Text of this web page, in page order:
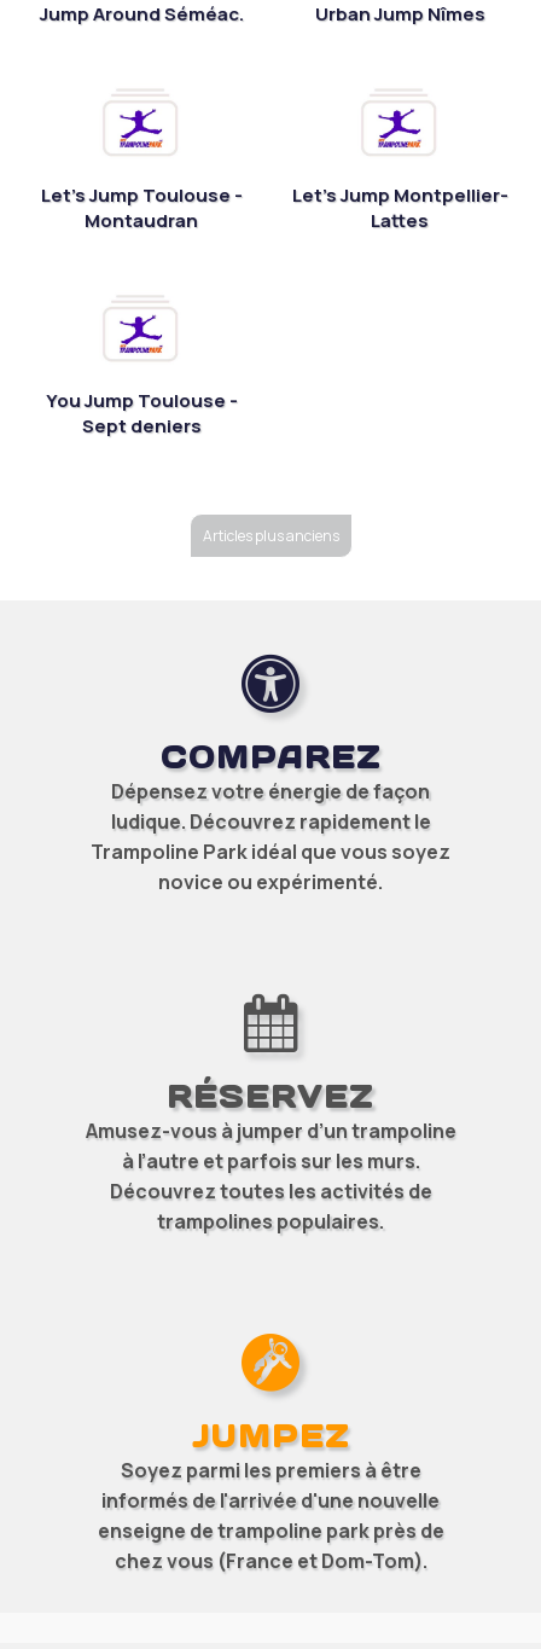
Jump Around Séméac. Urban Jump Nîmes
Let's Jump Toulouse -
Montaudran
Let's Jump Montpellier-
Lattes
You Jump Toulouse -
Sept deniers
Articles plus anciens
COMPAREZ
Dépensez votre énergie de façon
ludique. Découvrez rapidement le
Trampoline Park idéal que vous soyez
novice ou expérimenté.
RÉSERVEZ
Amusez-vous à jumper d’un trampoline
à l’autre et parfois sur les murs.
Découvrez toutes lesactivités de
trampolinespopulaires.
JUMPEZ
Soyez parmi les premiers à être
informés de l'arrivée d'une nouvelle
enseigne de trampoline parkprès de
chez vous (France et Dom-Tom).